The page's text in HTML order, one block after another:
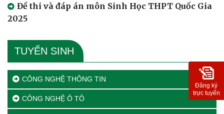
Đề thi và đáp án môn Sinh Học THPT Quốc Gia
2025
TUYỂN SINH
CÔNG NGHỆ THÔNG TIN
CÔNG NGHỆ Ô TÔ
Đăng ký
trực tuyến